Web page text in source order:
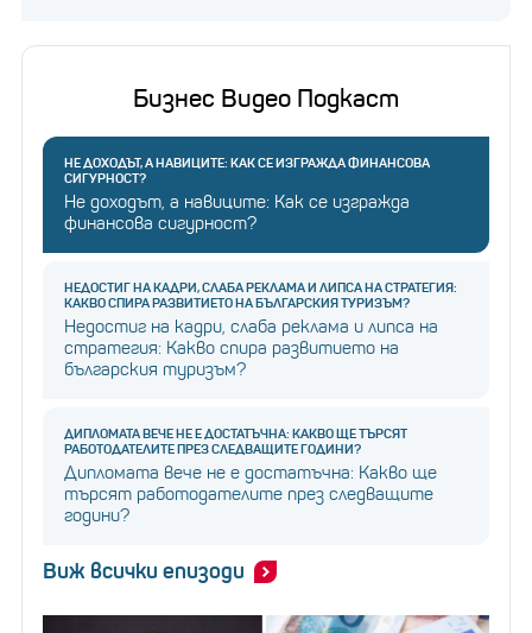
Бизнес Видео Подкаст
НЕ ДОХОДЪТ, А НАВИЦИТЕ: КАК СЕ ИЗГРАЖДА ФИНАНСОВА
СИГУРНОСТ?
Не доходът, а навиците: Как се изгражда
финансова сигурност?
НЕДОСТИГ НА КАДРИ, СЛАБА РЕКЛАМА И ЛИПСА НА СТРАТЕГИЯ:
КАКВО СПИРА РАЗВИТИЕТО НА БЪЛГАРСКИЯ ТУРИЗЪМ?
Недостиг на кадри, слаба реклама и липса на
стратегия: Какво спира развитието на
българския туризъм?
ДИПЛОМАТА ВЕЧЕ НЕ Е ДОСТАТЪЧНА: КАКВО ЩЕ ТЪРСЯТ
РАБОТОДАТЕЛИТЕ ПРЕЗ СЛЕДВАЩИТЕ ГОДИНИ?
Дипломата вече не е достатъчна: Какво ще
търсят работодателите през следващите
години?
Виж всички епизоди